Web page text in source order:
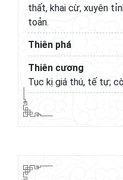
thất, khai cừ, xuyên
toản.
Thiên phá
Thiên cương
Tục kị giá thú, tế tự;